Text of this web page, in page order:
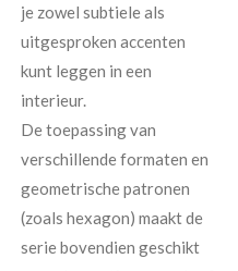
je zowel subtiele als
uitgesproken accenten
kunt leggen in een
interieur.
De toepassing van
verschillende formaten en
geometrische patronen
(zoals hexagon) maakt de
serie bovendien geschikt